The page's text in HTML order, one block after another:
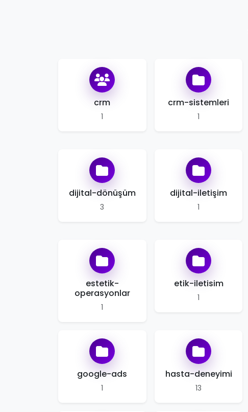
crm
1
crm-sistemleri
1
dijital-dönüşüm
3
dijital-iletişim
1
estetik-
operasyonlar
1
etik-iletisim
1
google-ads
1
hasta-deneyimi
13